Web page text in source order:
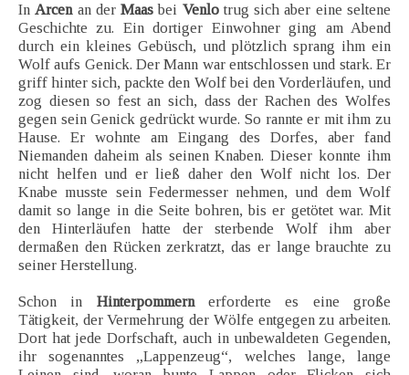
InArcenan derMaas bei Venlotrug sich aber eine seltene
Geschichte zu. Ein dortiger Einwohner ging am Abend
durch ein kleines Gebüsch, und plötzlich sprang ihm ein
Wolf aufs Genick. Der Mann war entschlossen und stark. Er
griff hinter sich, packte den Wolf bei den Vorderläufen, und
zog diesen so fest an sich, dass der Rachen des Wolfes
gegen sein Genick gedrückt wurde. So rannte er mit ihm zu
Hause. Er wohnte am Eingang des Dorfes, aber fand
Niemanden daheim als seinen Knaben. Dieser konnte ihm
nicht helfen und er ließ daher den Wolf nicht los. Der
Knabe musste sein Federmesser nehmen, und dem Wolf
damit so lange in die Seite bohren, bis er getötet war. Mit
den Hinterläufen hatte der sterbende Wolf ihm aber
dermaßen den Rücken zerkratzt, das er lange brauchte zu
seiner Herstellung.
Schon in Hinterpommernerforderte es eine große
Tätigkeit, der Vermehrung der Wölfe entgegen zu arbeiten.
Dort hat jede Dorfschaft, auch in unbewaldeten Gegenden,
ihr sogenanntes „Lappenzeug“, welches lange, lange